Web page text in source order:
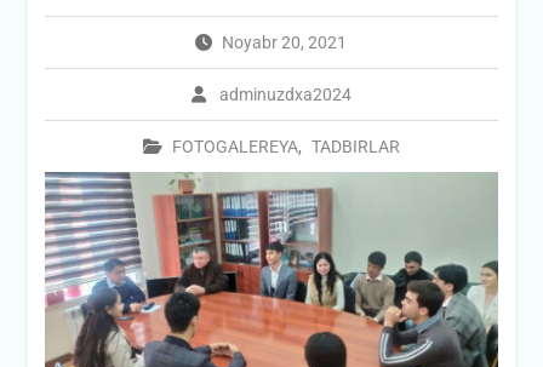
Noyabr 20, 2021
adminuzdxa2024
FOTOGALEREYA, TADBIRLAR